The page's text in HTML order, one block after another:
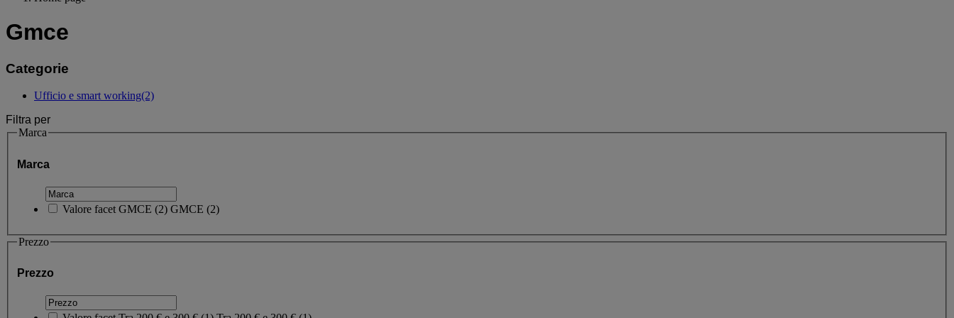
Gmce
Categorie
Ufficio e smart working(2)
Filtra per
Marca
Marca
Valore facet GMCE (2) GMCE (2)
Prezzo
Prezzo